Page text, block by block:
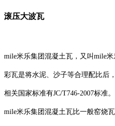
滚压大波瓦
mile米乐集团混凝土瓦，又叫mile
彩瓦是将水泥、沙子等合理配比后
相关国家标准有JC/T746-2007标准。
mile米乐集团混凝土瓦比一般窑烧